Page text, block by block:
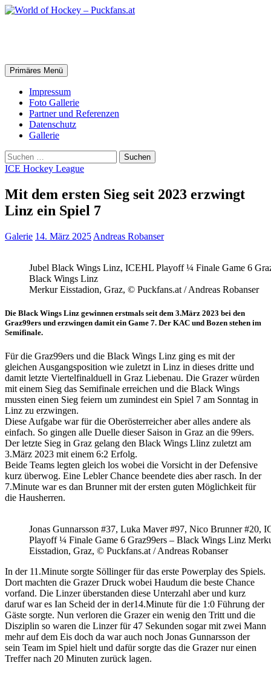
Zum
Suchen
Primäres Menü
Impressum
Foto Gallerie
Partner und Referenzen
Datenschutz
Gallerie
Suchen
nach:
ICE Hockey League
Mit dem ersten Sieg seit 2023 erzwingt
Linz ein Spiel 7
Galerie 14. März 2025 Andreas Robanser
Jubel Black Wings Linz, ICEHL Playoff ¼ Finale Game 6
Black Wings Linz
Merkur Eisstadion, Graz, © Puckfans.at / Andreas Robanser
Die Black Wings Linz gewinnen erstmals seit dem 3.März 2023 bei den
Graz99ers und erzwingen damit ein Game 7. Der KAC und Bozen stehen im
Semifinale.
Für die Graz99ers und die Black Wings Linz ging es mit der
gleichen Ausgangsposition wie zuletzt in Linz in dieses dritte und
damit letzte Viertelfinalduell in Graz Liebenau. Die Grazer würden
mit einem Sieg das Semifinale erreichen und die Black Wings
mussten einen Sieg feiern um zumindest ein Spiel 7 am Sonntag in
Linz zu erzwingen.
Diese Aufgabe war für die Oberösterreicher aber alles andere als
einfach. So gingen alle Duelle dieser Saison in Graz an die 99ers.
Der letzte Sieg in Graz gelang den Black Wings Llinz zuletzt am
3.März 2023 mit einem 6:2 Erfolg.
Beide Teams legten gleich los wobei die Vorsicht in der Defensive
kurz überwog. Eine Lebler Chance beendete dies aber rasch. In der
7.Minute war es dan Brunner mit der ersten guten Möglichkeit für
die Hausherren.
Jonas Gunnarsson #37, Luka Maver #97, Nico Brunner #20,
Playoff ¼ Finale Game 6 Graz99ers – Black Wings Linz
Eisstadion, Graz, © Puckfans.at / Andreas Robanser
In der 11.Minute sorgte Söllinger für das erste Powerplay des Spiels.
Dort machten die Grazer Druck wobei Haudum die beste Chance
vorfand. Die Linzer überstanden diese Unterzahl aber und kurz
daruf war es Ian Scheid der in der14.Minute für die 1:0 Führung der
Gäste sorgte. Nun verloren die Grazer ein wenig den Tritt und die
Disziplin so waren die Linzer für 47 Sekunden sogar mit zwei Mann
mehr auf dem Eis doch da war auch noch Jonas Gunnarsson der
sein Team im Spiel hielt und dafür sorgte das die Grazer nur einen
Treffer nach 20 Minuten zurück lagen.